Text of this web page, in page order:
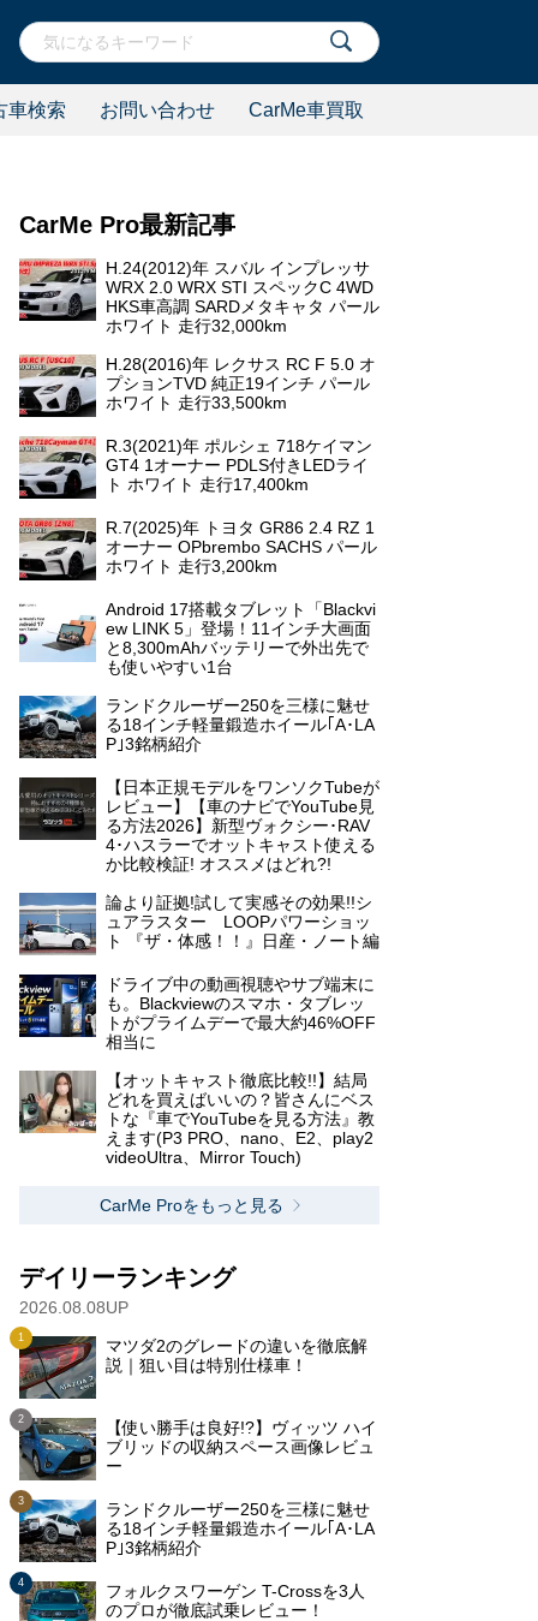
車検索 お問い合わせ CarMe車買取
CarMe Pro最新記事
H.24(2012)年 スバル インプレッサ
WRX 2.0 WRX STI スペックC 4WD
HKS車高調 SARDメタキャタ パール
ホワイト 走行32,000km
H.28(2016)年 レクサス RC F 5.0 オ
プションTVD 純正19インチ パール
ホワイト 走行33,500km
R.3(2021)年 ポルシェ 718ケイマン
GT4 1オーナー PDLS付きLEDライ
ト ホワイト 走行17,400km
R.7(2025)年 トヨタ GR86 2.4 RZ 1
オーナー OPbrembo SACHS パール
ホワイト 走行3,200km
Android 17搭載タブレット「Blackvi
ew LINK 5」登場！11インチ大画面
と8,300mAhバッテリーで外出先で
も使いやすい1台
ランドクルーザー250を三様に魅せ
る18インチ軽量鍛造ホイール｢A･LA
P｣3銘柄紹介
【日本正規モデルをワンソクTubeが
レビュー】【車のナビでYouTube見
る方法2026】新型ヴォクシー･RAV
4･ハスラーでオットキャスト使える
か比較検証! オススメはどれ?!
論より証拠!試して実感その効果!!シ
ュアラスター LOOPパワーショッ
ト 『ザ・体感！！』日産・ノート編
ドライブ中の動画視聴やサブ端末に
も。Blackviewのスマホ・タブレッ
トがプライムデーで最大約46%OFF
相当に
【オットキャスト徹底比較!!】結局
どれを買えばいいの？皆さんにベス
トな『車でYouTubeを見る方法』教
えます(P3 PRO、nano、E2、play2
videoUltra、Mirror Touch)
CarMe Proをもっと見る
デイリーランキング
2026.08.08UP
マツダ2のグレードの違いを徹底解
説｜狙い目は特別仕様車！
【使い勝手は良好!?】ヴィッツ ハイ
ブリッドの収納スペース画像レビュ
ー
ランドクルーザー250を三様に魅せ
る18インチ軽量鍛造ホイール｢A･LA
P｣3銘柄紹介
フォルクスワーゲン T-Crossを3人
のプロが徹底試乗レビュー！